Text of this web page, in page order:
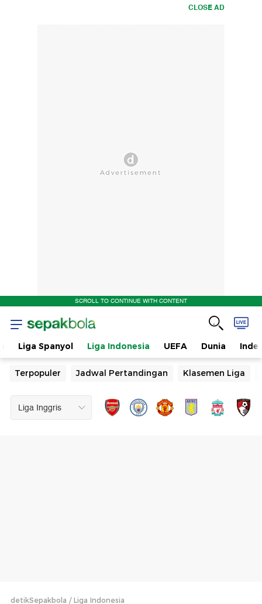
CLOSE AD
SCROLL TO CONTINUE WITH CONTENT
Liga Spanyol Liga Indonesia UEFA Dunia
Terpopuler Jadwal Pertandingan Klasemen Liga
detikSepakbola Liga Indonesia